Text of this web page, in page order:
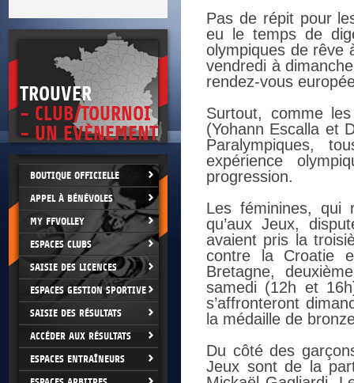
TROUVER
- CLUB/TOURNOI
- UN EVÈNEMENT
BOUTIQUE OFFICIELLE
APPEL À BÉNÉVOLES
MY FFVOLLEY
ESPACES CLUBS
SAISIE DES LICENCES
ESPACES GESTION SPORTIVE
SAISIE DES RÉSULTATS
ACCÉDER AUX RÉSULTATS
ESPACES ENTRAÎNEURS
Pas de répit pour
eu le temps de
olympiques de rêve
vendredi à
rendez-vous
Surtout, comme
(Yohann Escalla et
Paralympiques,
expérience
progression.
Les féminines, qui
qu’aux Jeux,
avaient pris la
contre la Croatie
Bretagne,
samedi (12h et
s’affronteront
la médaille de
Du côté des
Jeux sont de la